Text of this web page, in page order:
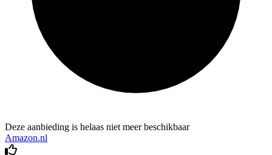
Deze aanbieding is helaas niet meer beschikbaar
Amazon.nl